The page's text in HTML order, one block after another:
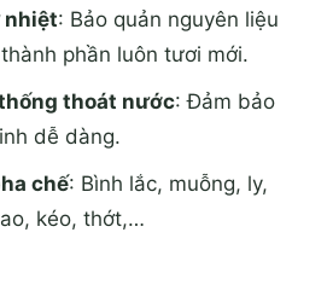
nhiệt: Bảo quản nguyên liệu
phần luôn tươi mới.
thoát nước: Đảm bảo
dễ dàng.
chế: Bình lắc, muỗng, ly,
kéo, thớt,…